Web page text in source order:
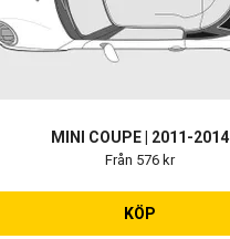
MINI COUPE | 2011-2014
Från 576 kr
KÖP